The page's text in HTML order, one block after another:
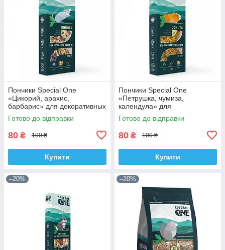
Пончики Special One
«Цикорий, арахис,
барбарис» для декоративных
грызунов, 60 г
Готово до відправки
80 ₴ 100 ₴
Купити
Пончики Special One
«Петрушка, чумиза,
календула» для
декоративных грызунов, 50 г
Готово до відправки
80 ₴ 100 ₴
Купити
–20% –20%